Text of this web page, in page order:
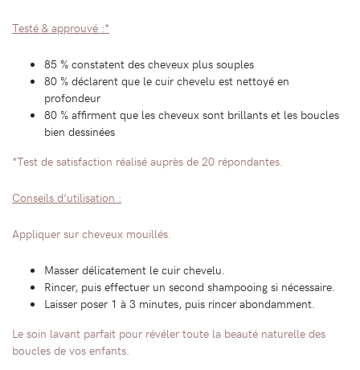
Testé & approuvé :*
85 % constatent des cheveux plus souples
80 % déclarent que le cuir chevelu est nettoyé en
profondeur
80 % affirment que les cheveux sont brillants et les boucles
bien dessinées
*Test de satisfaction réalisé auprès de 20 répondantes.
Conseils d’utilisation :
Appliquer sur cheveux mouillés.
Masser délicatement le cuir chevelu.
Rincer, puis effectuer un second shampooing si nécessaire.
Laisser poser 1 à 3 minutes, puis rincer abondamment.
Le soin lavant parfait pour révéler toute la beauté naturelle des
boucles de vos enfants.